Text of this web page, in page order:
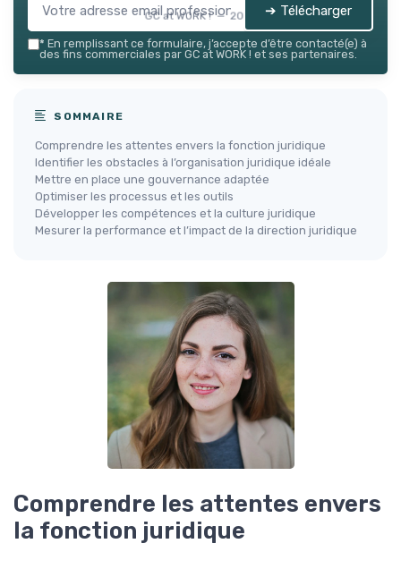
GC at WORK ! — 2026 ➔ Télécharger
* En remplissant ce formulaire, j’accepte d’être contacté(e) à
des fins commerciales par GC at WORK ! et ses partenaires.
SOMMAIRE
Comprendre les attentes envers la fonction juridique
Identifier les obstacles à l’organisation juridique idéale
Mettre en place une gouvernance adaptée
Optimiser les processus et les outils
Développer les compétences et la culture juridique
Mesurer la performance et l’impact de la direction juridique
Comprendre les attentes envers
la fonction juridique